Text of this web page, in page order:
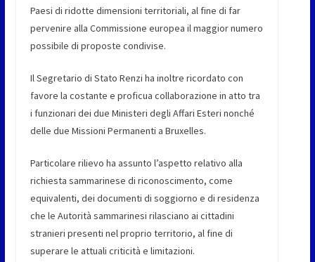
Paesi di ridotte dimensioni territoriali, al fine di far
pervenire alla Commissione europea il maggior numero
possibile di proposte condivise.
Il Segretario di Stato Renzi ha inoltre ricordato con
favore la costante e proficua collaborazione in atto tra
i funzionari dei due Ministeri degli Affari Esteri nonché
delle due Missioni Permanenti a Bruxelles.
Particolare rilievo ha assunto l’aspetto relativo alla
richiesta sammarinese di riconoscimento, come
equivalenti, dei documenti di soggiorno e di residenza
che le Autorità sammarinesi rilasciano ai cittadini
stranieri presenti nel proprio territorio, al fine di
superare le attuali criticità e limitazioni.